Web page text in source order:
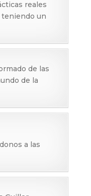
reales
un
de las
de la
a las